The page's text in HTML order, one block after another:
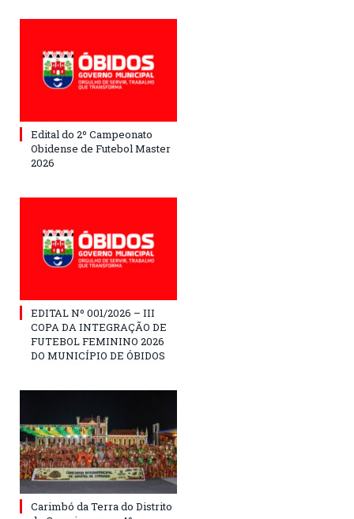
Edital do 2º Campeonato
Obidense de Futebol Master
2026
EDITAL Nº 001/2026 – III
COPA DA INTEGRAÇÃO DE
FUTEBOL FEMININO 2026
DO MUNICÍPIO DE ÓBIDOS
Carimbó da Terra do Distrito